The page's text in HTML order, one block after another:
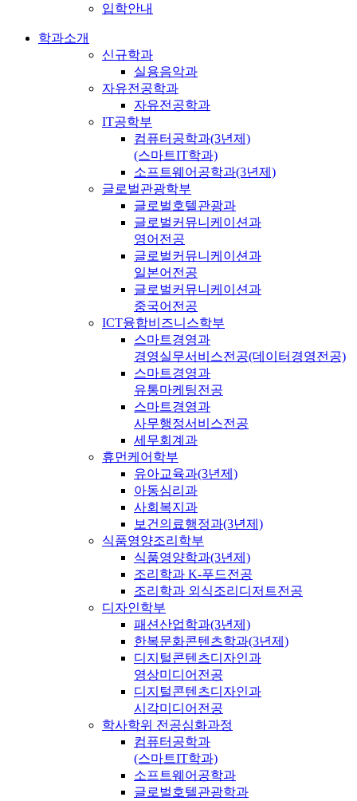
입학안내
학과소개
신규학과
실용음악과
자유전공학과
자유전공학과
IT공학부
컴퓨터공학과(3년제)
(스마트IT학과)
소프트웨어공학과(3년제)
글로벌관광학부
글로벌호텔관광과
글로벌커뮤니케이션과
영어전공
글로벌커뮤니케이션과
일본어전공
글로벌커뮤니케이션과
중국어전공
ICT융합비즈니스학부
스마트경영과
경영실무서비스전공(데이터경영전공)
스마트경영과
유통마케팅전공
스마트경영과
사무행정서비스전공
세무회계과
휴먼케어학부
유아교육과(3년제)
아동심리과
사회복지과
보건의료행정과(3년제)
식품영양조리학부
식품영양학과(3년제)
조리학과 K-푸드전공
조리학과 외식조리디저트전공
디자인학부
패션산업학과(3년제)
한복문화콘텐츠학과(3년제)
디지털콘텐츠디자인과
영상미디어전공
디지털콘텐츠디자인과
시각미디어전공
학사학위 전공심화과정
컴퓨터공학과
(스마트IT학과)
소프트웨어공학과
글로벌호텔관광학과